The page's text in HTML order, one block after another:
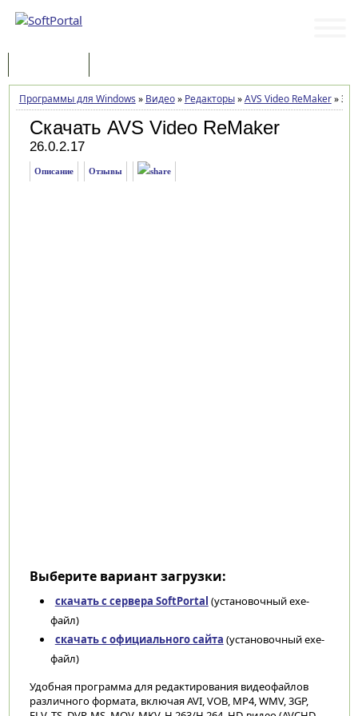
Программы для Windows » Видео» Редакторы»AVS Video ReMaker»
Скачать AVS Video ReMaker
26.0.2.17
Описание Отзывы
Выберите вариант загрузки:
скачать с сервера SoftPortal (установочный exe-
файл)
скачать с официального сайта (установочный exe-
файл)
Удобная программа для редактирования видеофайлов
различного формата, включая AVI, VOB, MP4, WMV, 3GP,